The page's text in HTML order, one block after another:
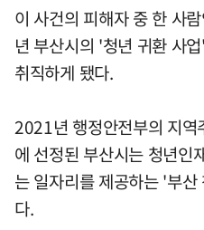
이 사건의 피해자 중 한 사
년 부산시의 '청년 귀환 사
취직하게 됐다.
2021년 행정안전부의 지역
에 선정된 부산시는 청년인
는 일자리를 제공하는 '부
다.